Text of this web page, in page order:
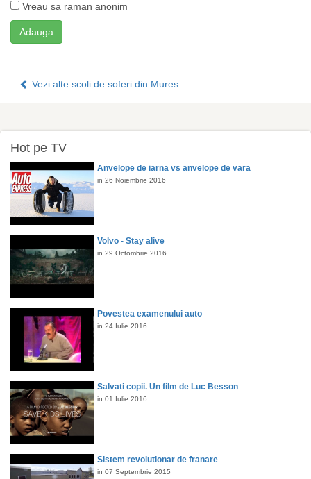
Vreau sa raman anonim
Vezi alte scoli de soferi din Mures
Hot pe TV
Anvelope de iarna vs anvelope de vara
in 26 Noiembrie 2016
Volvo - Stay alive
in 29 Octombrie 2016
Povestea examenului auto
in 24 Iulie 2016
Salvati copii. Un film de Luc Besson
in 01 Iulie 2016
Sistem revolutionar de franare
in 07 Septembrie 2015